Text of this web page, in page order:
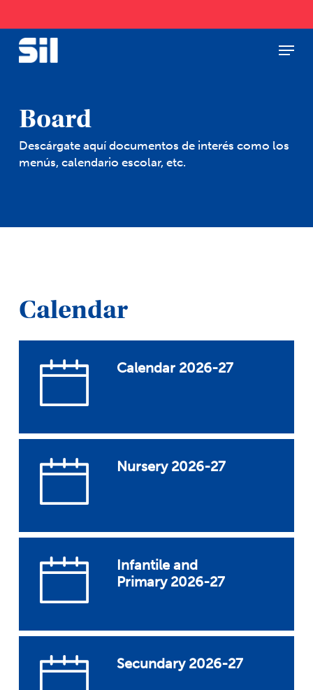
main
content
Menu
Board
Descárgate aquí documentos de interés como los
menús, calendario escolar, etc.
Calendar
Calendar 2026-27
Nursery 2026-27
Infantile and
Primary 2026-27
Secundary 2026-27
Close
Menu